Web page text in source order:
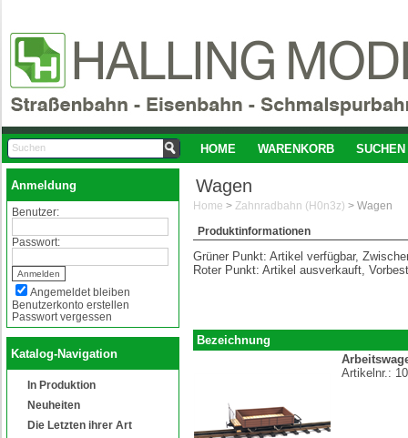
HOME WARENKORB SUCHEN
Anmeldung
Benutzer:
Passwort:
Angemeldet bleiben
Benutzerkonto erstellen
Passwort vergessen
Katalog-Navigation
In Produktion
Neuheiten
Die Letzten ihrer Art
Wagen
Home > Zahnradbahn (H0n3z) > Wagen
Produktinformationen
Grüner Punkt: Artikel verfügbar,
Roter Punkt: Artikel ausverkauft,
Bezeichnung
Artikelnr.: